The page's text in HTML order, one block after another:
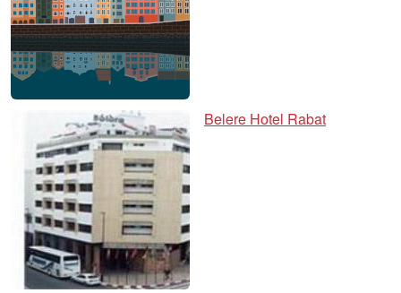
Belere Hotel Rabat